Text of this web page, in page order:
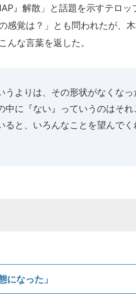
』解散」と話題を示すテロ
感覚は？」とも問われたが、
んな言葉を返した。
うよりは、その形状がなくな
中に『ない』っていうのはそ
ると、いろんなことを望んで
になった」